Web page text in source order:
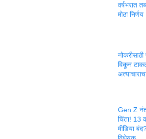
वर्षभरात
मोठा निर्णय
विकून
Gen Z
चिंता! 13
मीडिया